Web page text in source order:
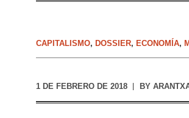
CAPITALISMO, DOSSIER, ECONOMÍA,
1 DE FEBRERO DE 2018 BY